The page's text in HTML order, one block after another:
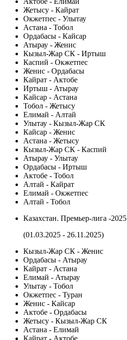
Жетысу - Кайрат
Окжетпес - Улытау
Астана - Тобол
Ордабасы - Кайсар
Атырау - Женис
Кызыл-Жар СК - Иртыш
Каспий - Окжетпес
Женис - Ордабасы
Кайрат - Актобе
Иртыш - Атырау
Кайсар - Астана
Тобол - Жетысу
Елимай - Алтай
Улытау - Кызыл-Жар СК
Кайсар - Женис
Астана - Жетысу
Кызыл-Жар СК - Каспий
Атырау - Улытау
Ордабасы - Иртыш
Актобе - Тобол
Алтай - Кайрат
Елимай - Окжетпес
Алтай - Тобол
Казахстан. Премьер-лига -2025
(01.03.2025 - 26.11.2025)
Кызыл-Жар СК - Женис
Ордабасы - Атырау
Кайрат - Астана
Елимай - Атырау
Улытау - Тобол
Окжетпес - Туран
Женис - Кайсар
Актобе - Ордабасы
Жетысу - Кызыл-Жар СК
Астана - Елимай